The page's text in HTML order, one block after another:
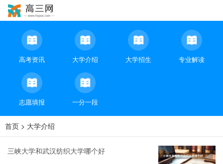
高考资讯 大学介绍 大学招生 专业解读
志愿填报 一分一段
首页 > 大学介绍
三峡大学和武汉纺织大学哪个好